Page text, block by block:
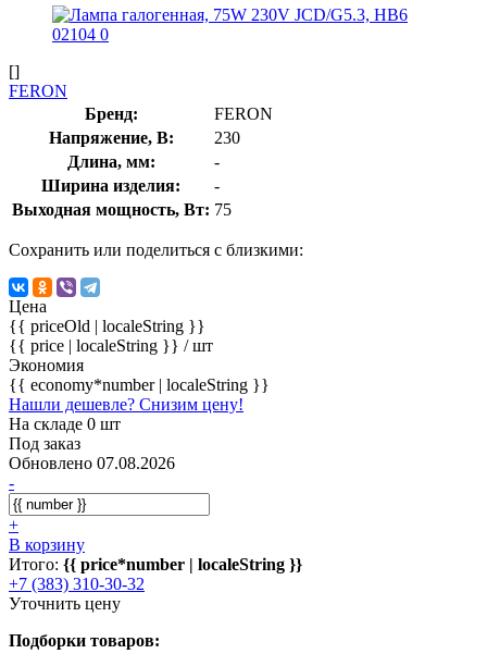
[]
FERON
Бренд:
FERON
Напряжение, В:
230
Длина, мм:
-
Ширина изделия:
-
Выходная мощность, Вт: 75
Сохранить или поделиться с близкими:
Цена
{{ priceOld | localeString }}
{{ price | localeString }} / шт
Экономия
{{ economy*number | localeString }}
Нашли дешевле? Снизим цену!
На складе 0 шт
Под заказ
Обновлено 07.08.2026
-
+
В корзину
Итого: {{ price*number | localeString }}
+7 (383) 310-30-32
Уточнить цену
Подборки товаров: